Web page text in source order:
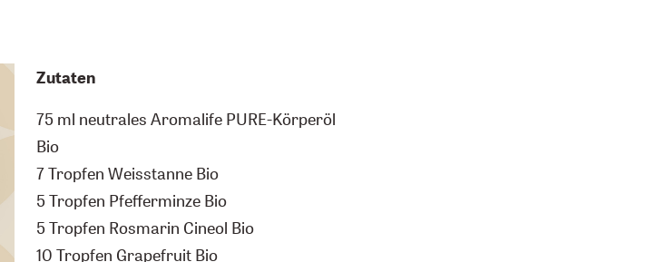
Zutaten
75 ml neutrales Aromalife PURE-Körperöl
Bio
7 Tropfen Weisstanne Bio
5 Tropfen Pfefferminze Bio
5 Tropfen Rosmarin Cineol Bio
10 Tropfen Grapefruit Bio